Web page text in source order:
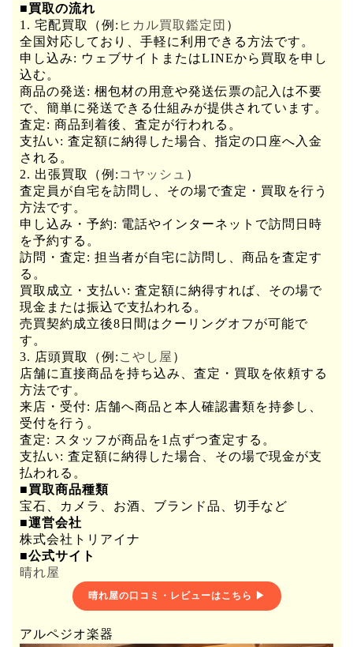
■買取の流れ
1. 宅配買取（例: ヒカル買取鑑定団 ）
全国対応しており、手軽に利用できる方法です。
申し込み: ウェブサイトまたはLINEから買取を申し
込む。
商品の発送: 梱包材の用意や発送伝票の記入は不要
で、簡単に発送できる仕組みが提供されています。
査定: 商品到着後、査定が行われる。
支払い: 査定額に納得した場合、指定の口座へ入金
される。
2. 出張買取（例: コヤッシュ ）
査定員が自宅を訪問し、その場で査定・買取を行う
方法です。
申し込み・予約: 電話やインターネットで訪問日時
を予約する。
訪問・査定: 担当者が自宅に訪問し、商品を査定す
る。
買取成立・支払い: 査定額に納得すれば、その場で
現金または振込で支払われる。
売買契約成立後8日間はクーリングオフが可能で
す。
3. 店頭買取（例: こやし屋 ）
店舗に直接商品を持ち込み、査定・買取を依頼する
方法です。
来店・受付: 店舗へ商品と本人確認書類を持参し、
受付を行う。
査定: スタッフが商品を1点ずつ査定する。
支払い: 査定額に納得した場合、その場で現金が支
払われる。
■買取商品種類
宝石、カメラ、お酒、ブランド品、切手など
■運営会社
株式会社トリアイナ
■公式サイト
晴れ屋
晴れ屋の口コミ・レビューはこちら ▶
アルペジオ楽器